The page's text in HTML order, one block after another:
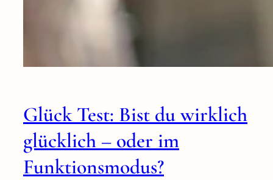
Glück Test: Bist du wirklich
glücklich – oder im
Funktionsmodus?